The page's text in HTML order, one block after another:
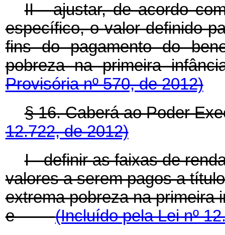
II - ajustar, de acordo
específico, o valor definido
fins do pagamento do
pobreza na
Provisória nº 570, de 2012)
§ 16. Caberá ao Poder
12.722, de 2012)
I - definir as faixas de
valores a serem pagos a
extrema pobreza na primeira
e(Incluído pela Lei nº